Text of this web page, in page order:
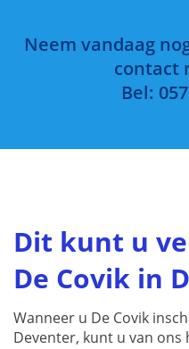
Neem vandaag
contact
Bel:
Dit kunt u
De Covik in
Wanneer u De Covik
Deventer, kunt u van ons